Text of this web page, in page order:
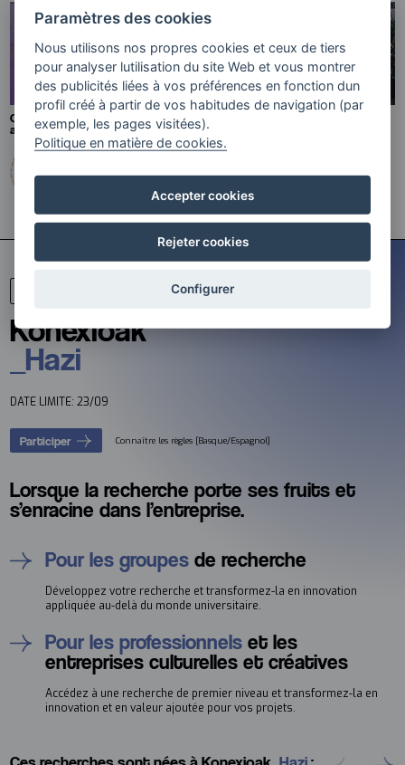
CONDUCTEURS : du langage
audiovisuel à la pensée critique
Konexioak
_Hazi
DATE LIMITE: 23/09
Participer Connaître les règles [Basque/Espagnol]
Lorsque la recherche porte ses fruits et
s’enracine dans l’entreprise.
Pour les groupes de recherche
Développez votre recherche et transformez-la en innovation
appliquée au-delà du monde universitaire.
Pour les professionnels et les
entreprises culturelles et créatives
Accédez à une recherche de premier niveau et transformez-la en
innovation et en valeur ajoutée pour vos projets.
Paramètres des cookies
Nous utilisons nos propres cookies et ceux de tiers
pour analyser lutilisation du site Web et vous montrer
des publicités liées à vos préférences en fonction dun
profil créé à partir de vos habitudes de navigation (par
exemple, les pages visitées).
Politique en matière de cookies.
Accepter cookies
Rejeter cookies
Configurer